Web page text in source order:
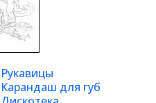
Рукавицы
Карандаш для губ